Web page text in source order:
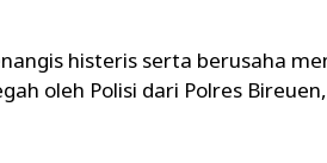
histeris serta berusaha
oleh Polisi dari Polres